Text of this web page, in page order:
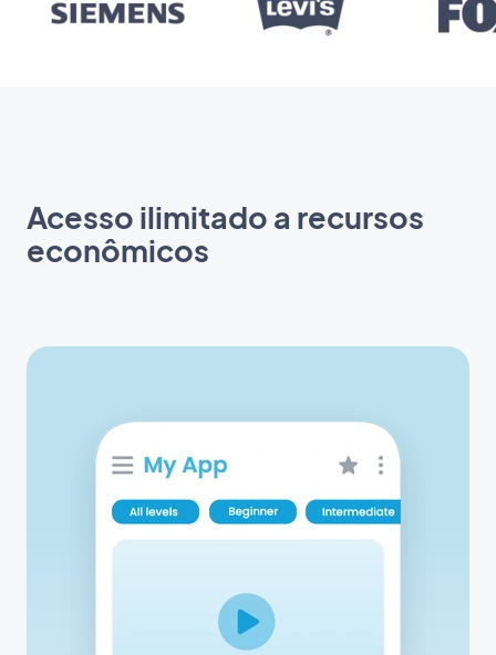
Acesso ilimitado a recursos
econômicos